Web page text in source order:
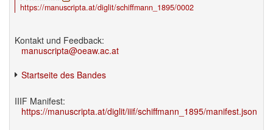
https://manuscripta.at/diglit/schiffmann_1895/0002
Kontakt und Feedback:
manuscripta@oeaw.ac.at
Startseite des Bandes
IIIF Manifest:
https://manuscripta.at/diglit/iiif/schiffmann_1895/manifest.json